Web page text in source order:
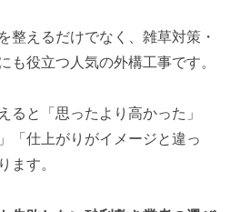
整えるだけでなく、雑草対策・
も役立つ人気の外構工事です。
ると「思ったより高かった」
「仕上がりがイメージと違っ
ます。